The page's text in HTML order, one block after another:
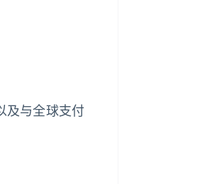
及与全球支付